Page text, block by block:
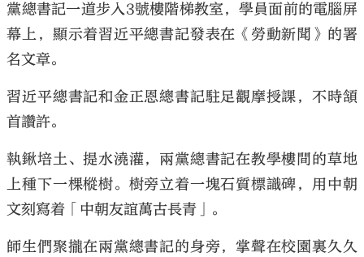
黨總書記一道步入3號樓階梯教室，學員面前的電腦屏
幕上，顯示着習近平總書記發表在《勞動新聞》的署
名文章。
習近平總書記和金正恩總書記駐足觀摩授課，不時頷
首讚許。
執鍬培土、提水澆灌，兩黨總書記在教學樓間的草地
上種下一棵樅樹。樹旁立着一塊石質標識碑，用中朝
文刻寫着「中朝友誼萬古長青」。
師生們聚攏在兩黨總書記的身旁，掌聲在校園裏久久